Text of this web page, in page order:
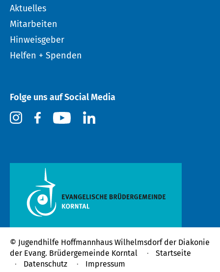
Aktuelles
Mitarbeiten
Hinweisgeber
Helfen + Spenden
Folge uns auf Social Media
© Jugendhilfe Hoffmannhaus Wilhelmsdorf der Diakonie
der Evang. Brüdergemeinde Korntal
Startseite
Datenschutz
Impressum